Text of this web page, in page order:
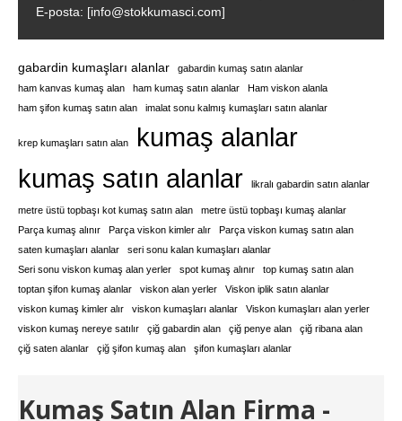
E-posta: [info@stokkumasci.com]
gabardin kumaşları alanlar
gabardin kumaş satın alanlar
ham kanvas kumaş alan
ham kumaş satın alanlar
Ham viskon alanla
ham şifon kumaş satın alan
imalat sonu kalmış kumaşları satın alanlar
krep kumaşları satın alan
kumaş alanlar
kumaş satın alanlar
likralı gabardin satın alanlar
metre üstü topbaşı kot kumaş satın alan
metre üstü topbaşı kumaş alanlar
Parça kumaş alınır
Parça viskon kimler alır
Parça viskon kumaş satın alan
saten kumaşları alanlar
seri sonu kalan kumaşları alanlar
Seri sonu viskon kumaş alan yerler
spot kumaş alınır
top kumaş satın alan
toptan şifon kumaş alanlar
viskon alan yerler
Viskon iplik satın alanlar
viskon kumaş kimler alır
viskon kumaşları alanlar
Viskon kumaşları alan yerler
viskon kumaş nereye satılır
çiğ gabardin alan çiğ penye alan
çiğ ribana alan
çiğ saten alanlar
çiğ şifon kumaş alan şifon kumaşları alanlar
Kumaş Satın Alan Firma -